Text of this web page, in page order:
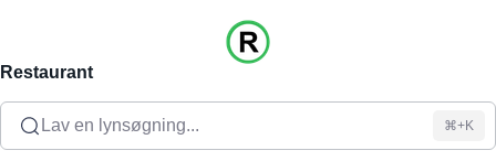
Restaurant
Lav en lynsøgning... ⌘+K